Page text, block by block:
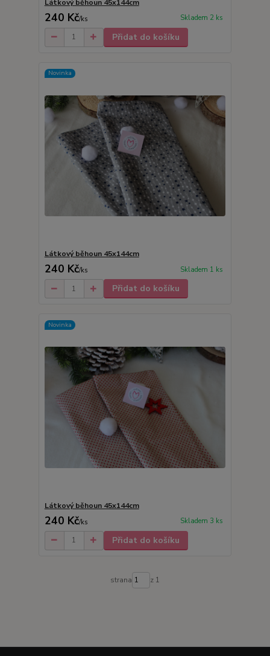
Látkový běhoun 45x144cm
240 Kč/ks Skladem 2 ks
Přidat do košíku
Novinka
Látkový běhoun 45x144cm
240 Kč/ks Skladem 1 ks
Přidat do košíku
Novinka
Látkový běhoun 45x144cm
240 Kč/ks Skladem 3 ks
Přidat do košíku
strana z 1